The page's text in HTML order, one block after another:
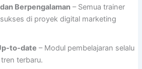
Berpengalaman– Semua trainer
di proyek digital marketing
to-date – Modul pembelajaran selalu
terbaru.